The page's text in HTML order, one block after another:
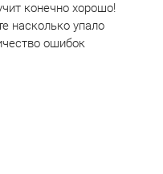
конечно хорошо!
насколько упало
ошибок